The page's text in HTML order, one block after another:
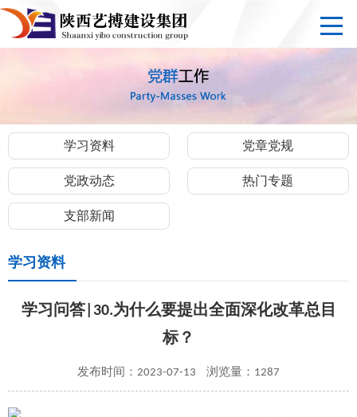
学习资料 党章党规
党政动态 热门专题
支部新闻
学习资料
学习问答|30.为什么要提出全面深化改革总目
标？
发布时间：2023-07-13 浏览量：1287